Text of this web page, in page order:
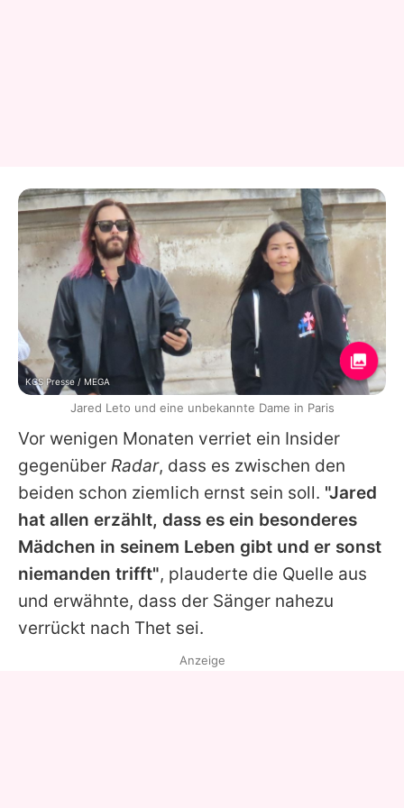
Vor wenigen Monaten verriet ein Insider
gegenüber Radar, dass es zwischen den
beiden schon ziemlich ernst sein soll. "Jared
hat allen erzählt, dass es ein besonderes
Mädchen in seinem Leben gibt und er sonst
niemanden trifft", plauderte die Quelle aus
und erwähnte, dass der Sänger nahezu
verrückt nach Thet sei.
KCS Presse / MEGA
Jared Leto und eine unbekannte Dame in Paris
Anzeige